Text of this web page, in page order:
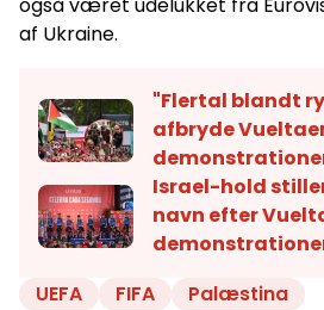
også været udelukket fra
af Ukraine.
"Flertal blandt
afbryde
Israel-hold
navn efter
UEFA
FIFA Palæstina